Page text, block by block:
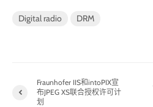
Digital radio DRM
Fraunhofer IIS和intoPIX宣
布JPEG XS联合授权许可计
划